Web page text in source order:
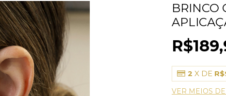
BRINCO
2 X DE
VER MEIOS